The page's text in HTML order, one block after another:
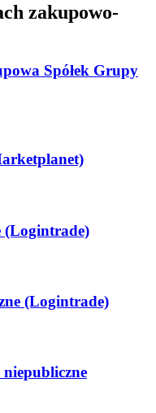
zakupowo-
Spółek Grupy
(Logintrade)
(Logintrade)
niepubliczne